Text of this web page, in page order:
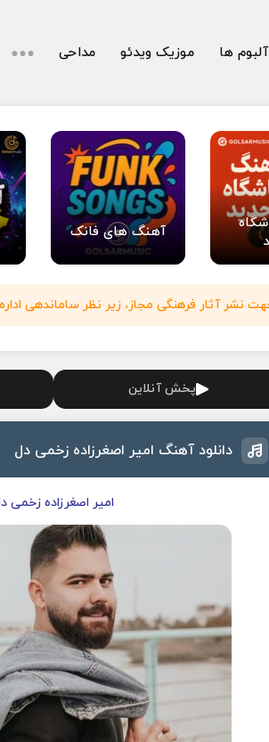
آلبوم ها موزیک ویدئو مداحی
آهنگ های فانک
نشر آثار فرهنگی مجاز، زیر نظر ساماندهی
پخش آنلاین
دانلود آهنگ امیر اصغرزاده زخمی دل
امیر اصغرزاده زخمی